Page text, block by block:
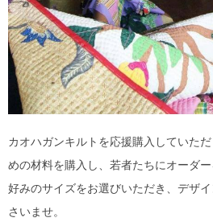
カオハガンキルトを応援購入していた
めの材料を購入し、若者たちにオーダ
好みのサイズをお選びいただき、デザ
さいませ。